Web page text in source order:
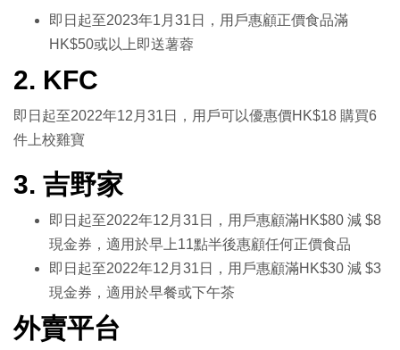
即日起至2023年1月31日，用戶惠顧正價食品滿
HK$50或以上即送薯蓉
2. KFC
即日起至2022年12月31日，用戶可以優惠價HK$18 購買6
件上校雞寶
3. 吉野家
即日起至2022年12月31日，用戶惠顧滿HK$80 減 $8
現金券，適用於早上11點半後惠顧任何正價食品
即日起至2022年12月31日，用戶惠顧滿HK$30 減 $3
現金券，適用於早餐或下午茶
外賣平台